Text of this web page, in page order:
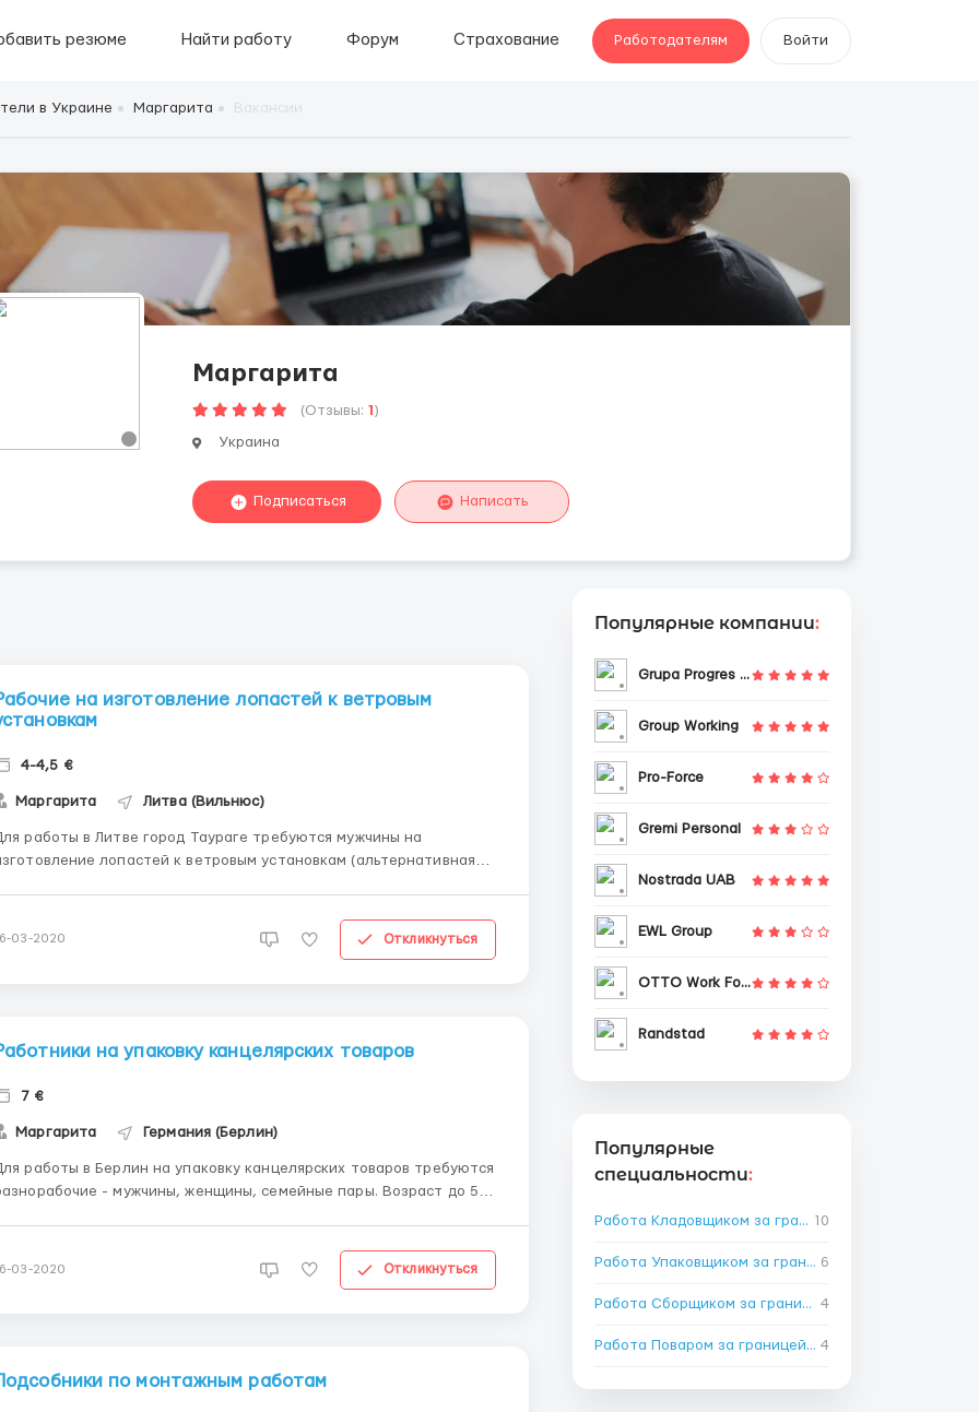
резюме Найти работу Форум Страхование Работодателям Войти
в Украине Маргарита
Маргарита
(Отзывы: 1 )
Украина
Подписаться Написать
на изготовление лопастей к ветровым
4-4,5 €
Маргарита Литва (Вильнюс)
работы в Литве город Таураге требуются мужчины на
лопастей к ветровым установкам (альтернативная
Заработная плата: дневная смены – 4 евро\час, ночные смены &...
03-2020 Откликнуться
на упаковку канцелярских товаров
7 €
Маргарита Германия (Берлин)
работы в Берлин на упаковку канцелярских товаров требуются
- мужчины, женщины, семейные пары. Возраст до 50
плата: 7 евро в час. График работы: смены по 8 часов...
03-2020 Откликнуться
по монтажным работам
Популярные компании:
Grupa Progres Sp. z o.o.
Group Working
Pro-Force
Gremi Personal
Nostrada UAB
EWL Group
OTTO Work Force
Randstad
Популярные
специальности:
Работа Кладовщиком за границей 10
Работа Упаковщиком за границей 6
Работа Сборщиком за границей 4
Работа Поваром за границей →
4